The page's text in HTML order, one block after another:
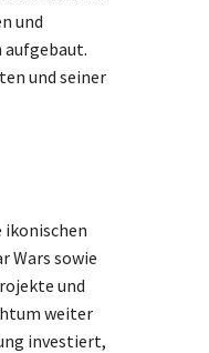
und
aufgebaut.
und seiner
ikonischen
Wars sowie
und
weiter
investiert,